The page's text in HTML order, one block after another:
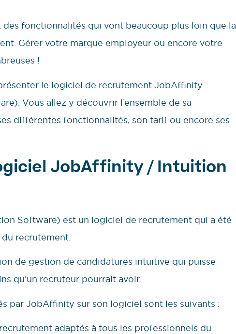
fonctionnalités qui vont beaucoup plus loin que la
Gérer votre marque employeur ou encore votre
!
le logiciel de recrutement JobAffinity
Vous allez y découvrir l’ensemble de sa
différentes fonctionnalités, son tarif ou encore ses
JobAffinity / Intuition
Software) est un logiciel de recrutement qui a été
recrutement.
de gestion de candidatures intuitive qui puisse
qu’un recruteur pourrait avoir.
par JobAffinity sur son logiciel sont les suivants :
adaptés à tous les professionnels du